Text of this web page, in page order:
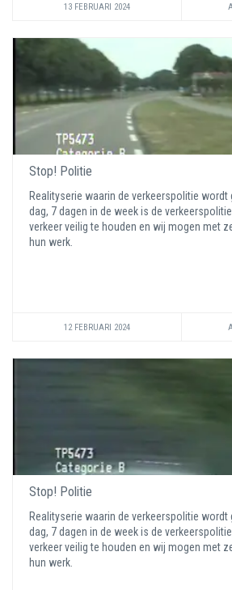
13 FEBRUARI 2024
Stop! Politie
Realityserie waarin de verkeerspolitie wordt
dag, 7 dagen in de week is de
verkeer veilig te houden en wij mogen met
hun werk.
12 FEBRUARI 2024
Stop! Politie
Realityserie waarin de verkeerspolitie wordt
dag, 7 dagen in de week is de
verkeer veilig te houden en wij mogen met
hun werk.